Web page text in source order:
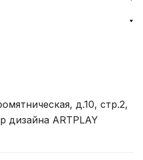
д.10, стр.2,
дизайна ARTPLAY